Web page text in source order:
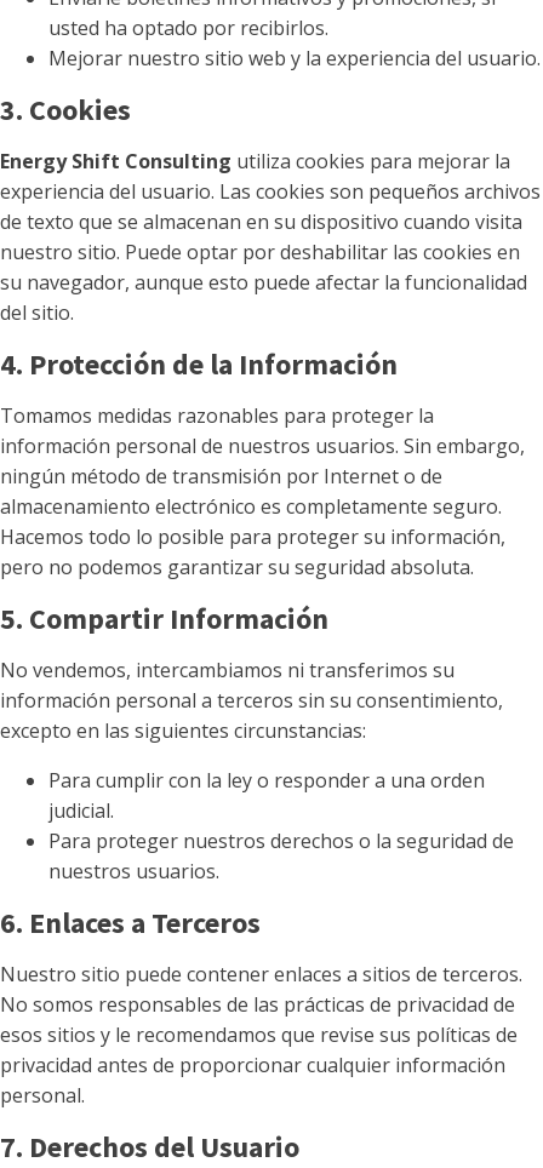
usted ha optado por recibirlos.
Mejorar nuestro sitio web y la experiencia del usuario.
3. Cookies
Energy Shift Consulting utiliza cookies para mejorar la
experiencia del usuario. Las cookies son pequeños archivos
de texto que se almacenan en su dispositivo cuando visita
nuestro sitio. Puede optar por deshabilitar las cookies en
su navegador, aunque esto puede afectar la funcionalidad
del sitio.
4. Protección de la Información
Tomamos medidas razonables para proteger la
información personal de nuestros usuarios. Sin embargo,
ningún método de transmisión por Internet o de
almacenamiento electrónico es completamente seguro.
Hacemos todo lo posible para proteger su información,
pero no podemos garantizar su seguridad absoluta.
5. Compartir Información
No vendemos, intercambiamos ni transferimos su
información personal a terceros sin su consentimiento,
excepto en las siguientes circunstancias:
Para cumplir con la ley o responder a una orden
judicial.
Para proteger nuestros derechos o la seguridad de
nuestros usuarios.
6. Enlaces a Terceros
Nuestro sitio puede contener enlaces a sitios de terceros.
No somos responsables de las prácticas de privacidad de
esos sitios y le recomendamos que revise sus políticas de
privacidad antes de proporcionar cualquier información
personal.
7. Derechos del Usuario